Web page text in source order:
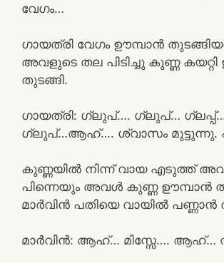
വേഗം…
ഗായത്രി വേഗം ഊമ്പാൻ
അവളുടെ തല പിടിച്ചു കുണ്ണ കയറ്റി
തുടങ്ങി.
ഗായത്രി: ഗ്ലുപ്…. ഗ്ലുപ്…
ഗ്ലുപ്…ആഹ്…. ശ്വാസം മുട്ടുന്നു.
കുണ്ണയിൽ നിന്ന് വായ എടുത്ത്
പിന്നെയും അവൾ കുണ്ണ ഊമ്പാൻ
മാർവിൻ പതിയെ വായിൽ പണ്ണാൻ
മാർവിൻ: ആഹ്… മിസ്സേ…. ആഹ്…